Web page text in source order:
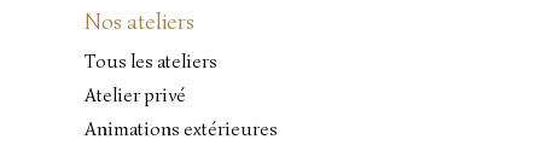
Nos ateliers
Tous les ateliers
Atelier privé
Animations extérieures